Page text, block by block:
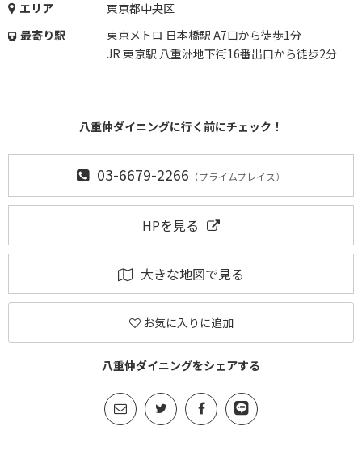
エリア
東京都中央区
最寄り駅
東京メトロ 日本橋駅 A7口から徒歩1分
JR 東京駅 八重洲地下街16番出口から徒歩2分
八重仲ダイニングに行く前にチェック！
03-6679-2266 （プライムプレイス）
HPを見る
大きな地図で見る
お気に入りに追加
八重仲ダイニングをシェアする